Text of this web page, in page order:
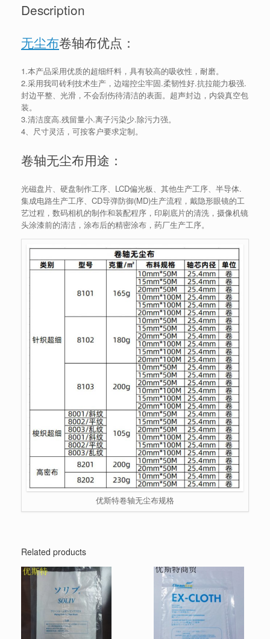
Description
无尘布卷轴布优点：
1.本产品采用优质的超细纤料，具有较高的吸收性，耐磨。
2.采用我司砖利技术生产，边端控尘牢固.柔韧性好.抗拉能力极强.
封边平整、光滑，不会刮伤待清洁的表面。超声封边，内袋真空包
装。
3.清洁度高.残留量小.离子污染少.除污力强。
4、尺寸灵活，可按客户要求定制。
卷轴无尘布用途：
光磁盘片、硬盘制作工序、LCD偏光板、其他生产工序、半导体.
集成电路生产工序、CD导弹防御(MD)生产流程，戴隐形眼镜的工
艺过程，数码相机的制作和装配程序，印刷底片的清洗，摄像机镜
头涂漆前的清洁，涂布后的精密涂布，药厂生产工序。
优斯特卷轴无尘布规格
Related products